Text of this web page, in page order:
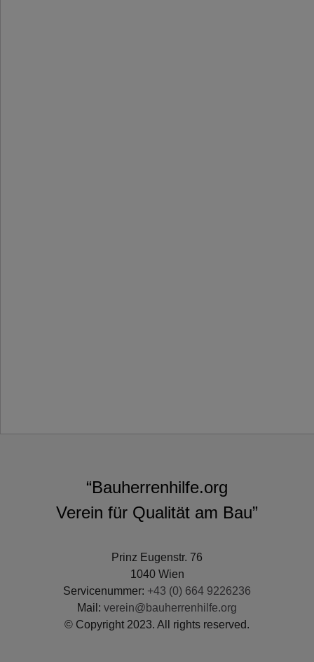
“Bauherrenhilfe.org
Verein für Qualität am Bau”
Prinz Eugenstr. 76
1040 Wien
Servicenummer: +43 (0) 664 9226236
Mail: verein@bauherrenhilfe.org
© Copyright 2023. All rights reserved.